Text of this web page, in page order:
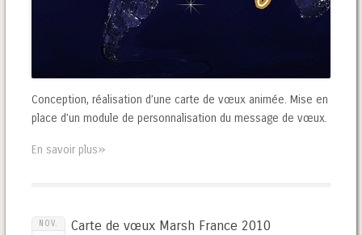
Conception, réalisation d’une carte de vœux animée. Mise en
place d’un module de personnalisation du message de vœux.
En savoir plus»
NOV. Carte de vœux Marsh France 2010